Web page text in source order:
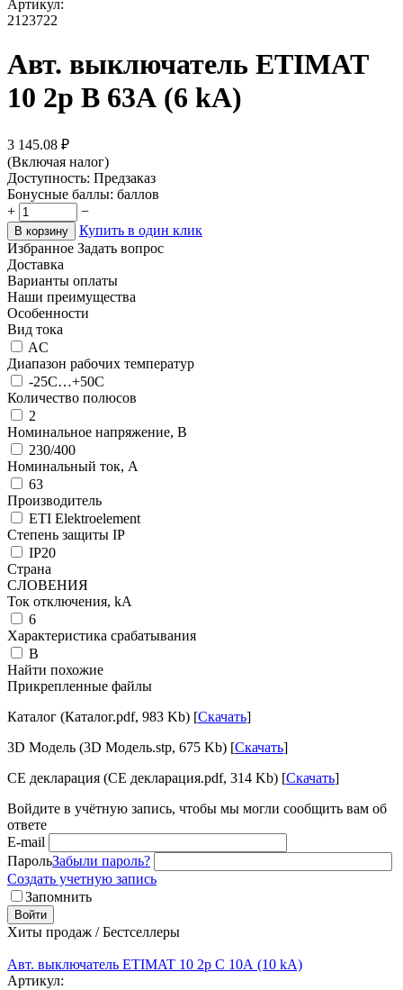
Артикул:
2123722
Авт. выключатель ETIMAT
10 2p B 63А (6 kA)
3 145.08 ₽
(Включая налог)
Доступность: Предзаказ
Бонусные баллы: баллов
+
−
В корзину
Купить в один клик
Избранное Задать вопрос
Доставка
Варианты оплаты
Наши преимущества
Особенности
Вид тока
AC
Диапазон рабочих температур
-25С…+50С
Количество полюсов
2
Номинальное напряжение, В
230/400
Номинальный ток, А
63
Производитель
ETI Elektroelement
Степень защиты IP
IP20
Страна
СЛОВЕНИЯ
Ток отключения, kА
6
Характеристика срабатывания
B
Найти похожие
Прикрепленные файлы
Каталог (Каталог.pdf, 983 Kb) [Скачать]
3D Модель (3D Модель.stp, 675 Kb) [Скачать]
CE декларация (CE декларация.pdf, 314 Kb) [Скачать]
Войдите в учётную запись, чтобы мы могли сообщить вам об
ответе
E-mail
ПарольЗабыли пароль?
Создать учетную запись
Запомнить
Войти
Хиты продаж / Бестселлеры
Авт. выключатель ETIMAT 10 2p C 10А (10 kA)
Артикул: